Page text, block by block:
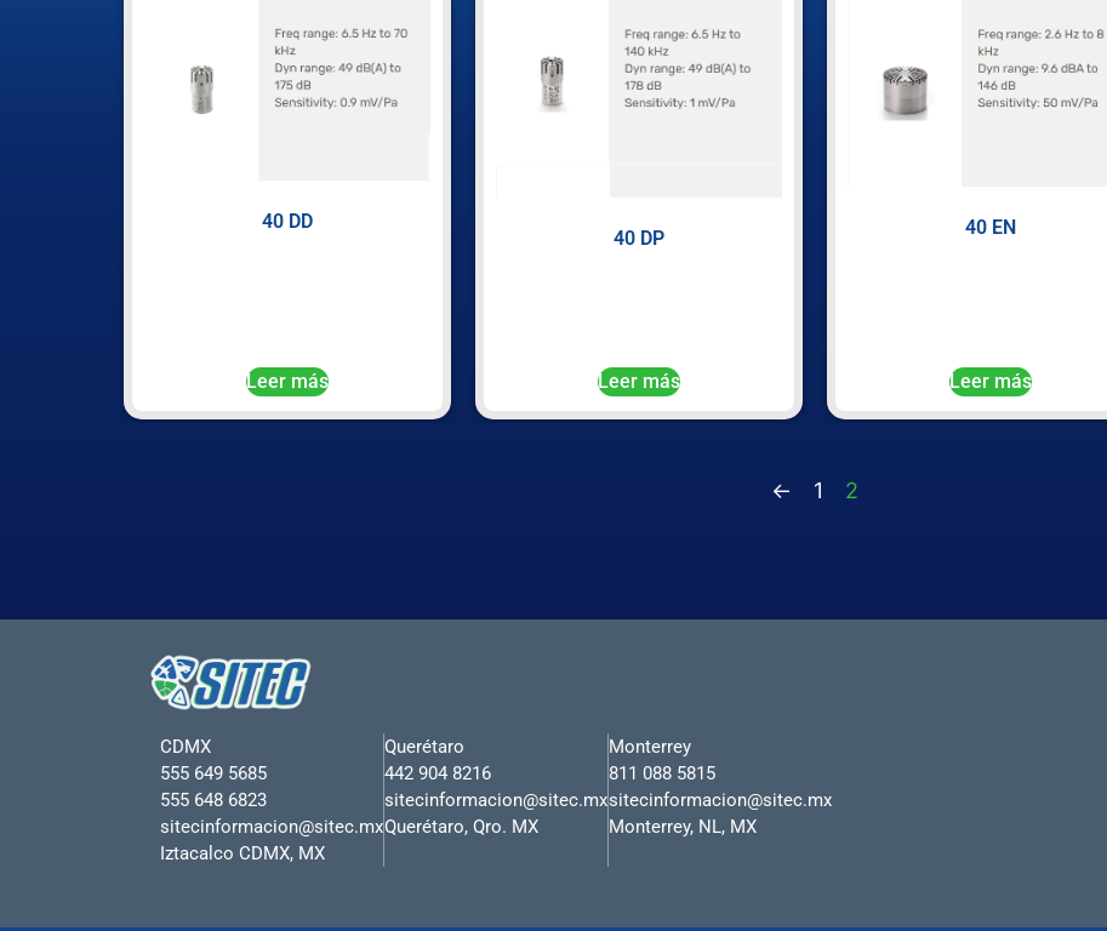
40 DD
Leer más
40 DP
Leer más
40 EN
Leer más
← 1 2
CDMX
555 649 5685
555 648 6823
sitecinformacion@sitec.mx
Iztacalco CDMX, MX
Querétaro
442 904 8216
sitecinformacion@sitec.mx
Querétaro, Qro. MX
Monterrey
811 088 5815
sitecinformacion@sitec.mx
Monterrey, NL, MX